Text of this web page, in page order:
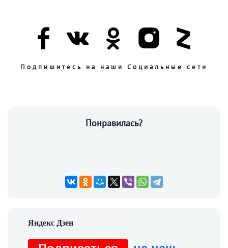
Подпишитесь на наши Социальные сети
Понравилась?